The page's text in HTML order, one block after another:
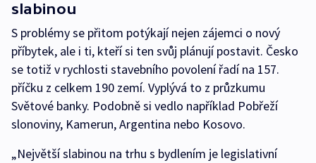
slabinou
S problémy se přitom potýkají nejen zájemci o nový
příbytek, ale i ti, kteří si ten svůj plánují postavit. Česko
se totiž v rychlosti stavebního povolení řadí na 157.
příčku z celkem 190 zemí. Vyplývá to z průzkumu
Světové banky. Podobně si vedlo například Pobřeží
slonoviny, Kamerun, Argentina nebo Kosovo.
„Největší slabinou na trhu s bydlením je legislativní